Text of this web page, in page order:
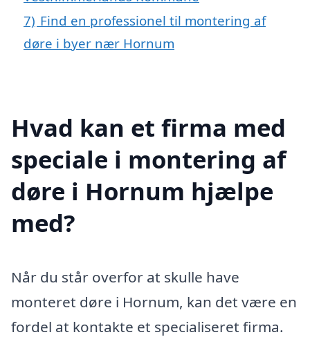
7) Find en professionel til montering af
døre i byer nær Hornum
Hvad kan et firma med
speciale i montering af
døre i Hornum hjælpe
med?
Når du står overfor at skulle have
monteret døre i Hornum, kan det være en
fordel at kontakte et specialiseret firma.